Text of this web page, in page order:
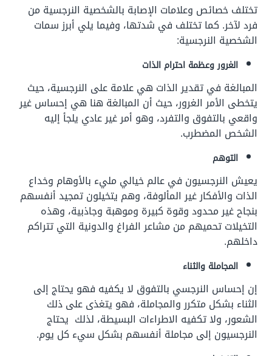
تختلف خصائص وعلامات الإصابة بالشخصية النرجسية من
فرد لآخر. كما تختلف في شدتها، وفيما يلي أبرز سمات
الشخصية النرجسية:
الغرور وعظمة احترام الذات
المبالغة في تقدير الذات هي علامة على النرجسية، حيث
يتخطى الأمر الغرور، حيث أن المبالغة هنا هي إحساس غير
واقعي بالتفوق والتفرد، وهو أمر غير عادي يلجأ إليه
الشخص المضطرب.
التوهم
يعيش النرجسيون في عالم خيالي مليء بالأوهام وخداع
الذات والأفكار غير المألوفة، وهم يتخيلون تمجيد أنفسهم
بنجاح غير محدود وقوة كبيرة وموهبة وجاذبية، وهذه
التخيلات تحميهم من مشاعر الفراغ والدونية التي تتراكم
داخلهم.
المجاملة والثناء
إن إحساس النرجسي بالتفوق لا يكفيه فهو يحتاج إلى
الثناء بشكل متكرر والمجاملة، فهو يتغذى على ذلك
الشعور، ولا تكفيه الاطراءات البسيطة، لذلك يحتاج
النرجسيون إلى مجاملة أنفسهم بشكل سيء كل يوم.